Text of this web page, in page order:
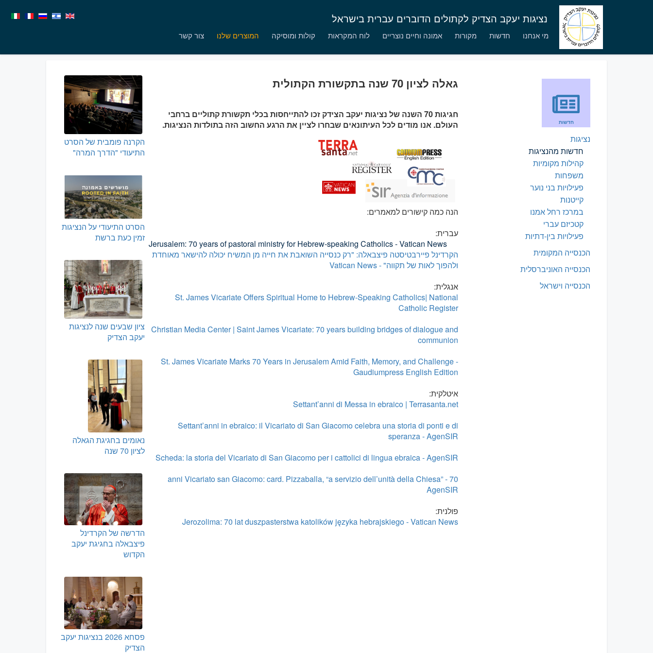
נציגות יעקב הצדיק לקתולים הדוברים עברית בישראל
מי אנחנו חדשות מקורות אמונה וחיים נוצריים לוח המקראות קולות ומוסיקה המוצרים שלנו צור קשר
חדשות
נציגות
חדשות מהנציגות
קהילות מקומיות
משפחות
פעילויות בני נוער
קייטנות
במרכז רחל אמנו
קטכיזם עברי
פעילויות בין-דתיות
הכנסייה המקומית
הכנסייה האוניברסלית
הכנסייה וישראל
גאלה לציון 70 שנה בתקשורת הקתולית
חגיגות 70 השנה של נציגות יעקב הצידק זכו להתייחסות בכלי תקשורת קתוליים ברחבי
העולם. אנו מודים לכל העיתונאים שבחרו לציין את הרגע החשוב הזה בתולדות הנציגות.
הנה כמה קישורים למאמרים:
עברית:
Jerusalem: 70 years of pastoral ministry for Hebrew-speaking Catholics - Vatican News
הקרדינל פיירבטיסטה פיצבאלה: "רק כנסייה השואבת את חייה מן המשיח יכולה להישאר מאוחדת
ולהפוך לאות של תקווה" - Vatican News
אנגלית:
St. James Vicariate Offers Spiritual Home to Hebrew-Speaking Catholics| National
Catholic Register
Christian Media Center | Saint James Vicariate: 70 years building bridges of dialogue and
communion
St. James Vicariate Marks 70 Years in Jerusalem Amid Faith, Memory, and Challenge -
Gaudiumpress English Edition
איטלקית:
Settant’anni di Messa in ebraico | Terrasanta.net
Settant’anni in ebraico: il Vicariato di San Giacomo celebra una storia di ponti e di
speranza - AgenSIR
Scheda: la storia del Vicariato di San Giacomo per i cattolici di lingua ebraica - AgenSIR
70 anni Vicariato san Giacomo: card. Pizzaballa, “a servizio dell’unità della Chiesa” -
AgenSIR
פולנית:
Jerozolima: 70 lat duszpasterstwa katolików języka hebrajskiego - Vatican News
הקרנה פומבית של הסרט
התיעודי "הדרך המרה"
הסרט התיעודי על הנציגות
זמין כעת ברשת
ציון שבעים שנה לנציגות
יעקב הצדיק
נאומים בחגיגת הגאלה
לציון 70 שנה
הדרשה של הקרדינל
פיצבאלה בחגיגת יעקב
הקדוש
פסחא 2026 בנציגות יעקב
הצדיק